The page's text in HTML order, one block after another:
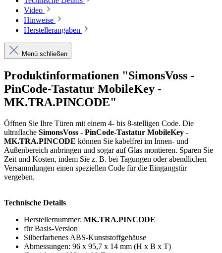
Video
Hinweise
Herstellerangaben
Menü schließen
Produktinformationen "SimonsVoss -
PinCode-Tastatur MobileKey -
MK.TRA.PINCODE"
Öffnen Sie Ihre Türen mit einem 4- bis 8-stelligen Code. Die
ultraflache SimonsVoss - PinCode-Tastatur MobileKey -
MK.TRA.PINCODE können Sie kabelfrei im Innen- und
Außenbereich anbringen und sogar auf Glas montieren. Sparen Sie
Zeit und Kosten, indem Sie z. B. bei Tagungen oder abendlichen
Versammlungen einen speziellen Code für die Eingangstür
vergeben.
Technische Details
Herstellernummer: MK.TRA.PINCODE
für Basis-Version
Silberfarbenes ABS-Kunststoffgehäuse
Abmessungen: 96 x 95,7 x 14 mm (H x B x T)